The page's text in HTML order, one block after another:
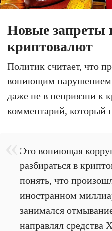
Новые запреты
криптовалют
Политик считает, что
вопиющим нарушением
даже не в неприязни к
комментарий, который
Это вопиющая
разбираться в
понять, что
иностранном
занимался
направлял